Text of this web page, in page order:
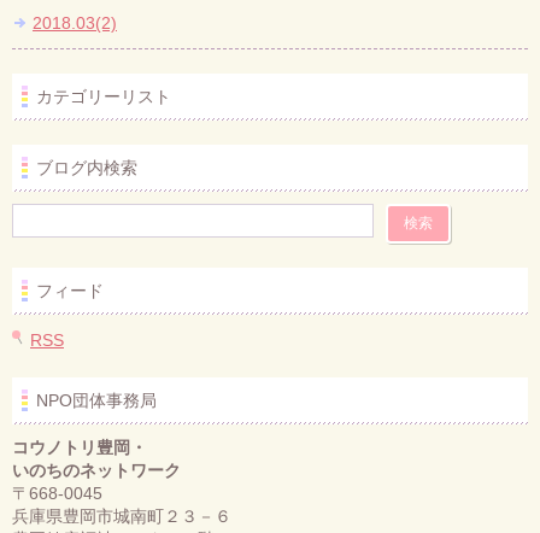
2018.03(2)
カテゴリーリスト
ブログ内検索
フィード
RSS
NPO団体事務局
コウノトリ豊岡・
いのちのネットワーク
〒668-0045
兵庫県豊岡市城南町２３－６